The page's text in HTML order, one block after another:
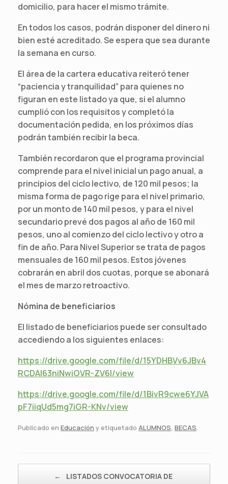
domicilio, para hacer el mismo trámite.
En todos los casos, podrán disponer del dinero ni
bien esté acreditado. Se espera que sea durante
la semana en curso.
El área de la cartera educativa reiteró tener
“paciencia y tranquilidad” para quienes no
figuran en este listado ya que, si el alumno
cumplió con los requisitos y completó la
documentación pedida, en los próximos días
podrán también recibir la beca.
También recordaron que el programa provincial
comprende para el nivel inicial un pago anual, a
principios del ciclo lectivo, de 120 mil pesos; la
misma forma de pago rige para el nivel primario,
por un monto de 140 mil pesos, y para el nivel
secundario prevé dos pagos al año de 160 mil
pesos, uno al comienzo del ciclo lectivo y otro a
fin de año. Para Nivel Superior se trata de pagos
mensuales de 160 mil pesos. Estos jóvenes
cobrarán en abril dos cuotas, porque se abonará
el mes de marzo retroactivo.
Nómina de beneficiarios
El listado de beneficiarios puede ser consultado
accediendo a los siguientes enlaces:
https://drive.google.com/file/d/15YDHBVv6JBv4
RCDAI63niNwiOVR-ZV6l/view
https://drive.google.com/file/d/1BivR9cwe6YJVA
pF7iiqUd5mg7iGR-KNv/view
Publicado en Educación y etiquetado ALUMNOS, BECAS.
←
LISTADOS CONVOCATORIA DE